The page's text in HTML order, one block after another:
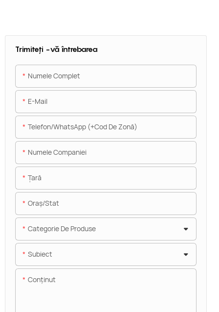
Trimiteți -vă întrebarea
Numele Complet
E-Mail
Telefon/WhatsApp (+Cod De Zonă)
Numele Companiei
Ţară
Oraș/stat
Categorie De Produse
Subiect
Conţinut